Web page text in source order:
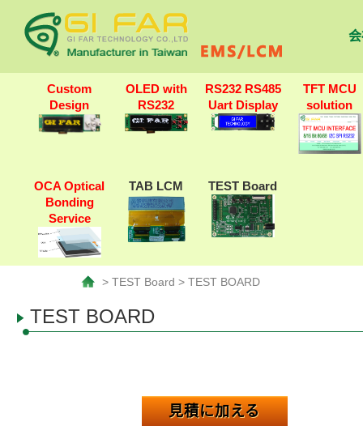
Custom
Design
OLED with
RS232
RS232 RS485
Uart Display
TFT MCU
solution
OCA Optical
Bonding
Service
TAB LCM TEST Board
> TEST Board > TEST BOARD
TEST BOARD
見積に加える